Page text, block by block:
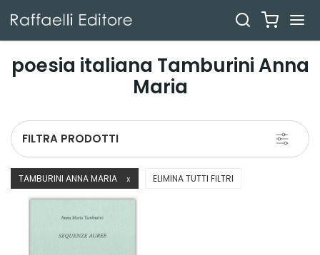
poesia italiana Tamburini Anna
Maria
Toggle
FILTRA PRODOTTI
TAMBURINI ANNA MARIA X ELIMINA TUTTI FILTRI